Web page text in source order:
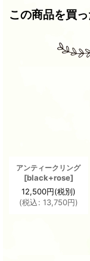
この商品を買
アンティークリング
[black+rose]
12,500円(税別)
(税込: 13,750円)